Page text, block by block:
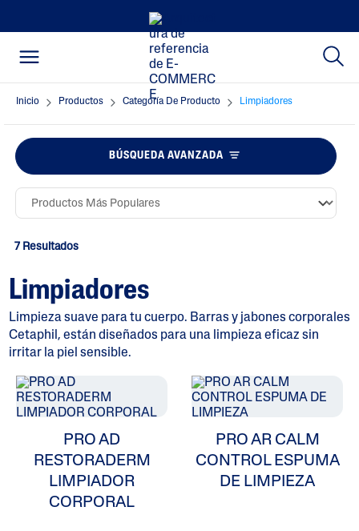
Inicio Productos Categoría De Producto Limpiadores
BÚSQUEDA AVANZADA
ALL FILTERS
Problemas En Piel
7 Resultados
Limpiadores
Limpieza suave para tu cuerpo. Barras y jabones corporales
Cetaphil, están diseñados para una limpieza eficaz sin
irritar la piel sensible.
PRO AD
RESTORADERM
LIMPIADOR
CORPORAL
PRO AR CALM
CONTROL ESPUMA
DE LIMPIEZA